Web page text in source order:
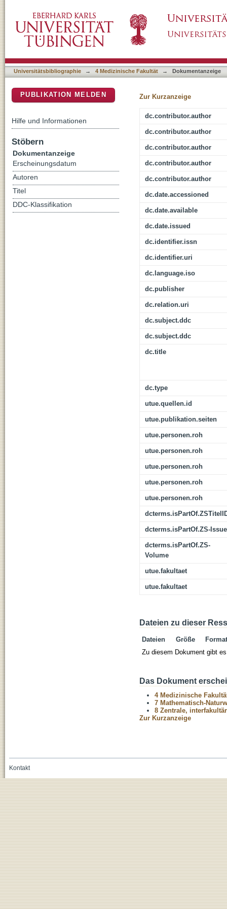
cyanobacterium Anabaena sp PCC 7120
Universitätsbibliographie → 4 Medizinische Fakultät → Dokumentanzeige
Zur Kurzanzeige
dc.contributor.author
dc.contributor.author
dc.contributor.author
dc.contributor.author
dc.contributor.author
dc.date.accessioned
dc.date.available
dc.date.issued
dc.identifier.issn
dc.identifier.uri
dc.language.iso
dc.publisher
dc.relation.uri
dc.subject.ddc
dc.subject.ddc
dc.title
dc.type
utue.quellen.id
utue.publikation.seiten
utue.personen.roh
utue.personen.roh
utue.personen.roh
utue.personen.roh
utue.personen.roh
dcterms.isPartOf.ZS-Issue
dcterms.isPartOf.ZS-
Volume
utue.fakultaet
utue.fakultaet
Dateien zu dieser
Dateien Größe
Format
Zu diesem Dokument gibt
Das Dokument
4 Medizinische
7 Mathematisch-
8 Zentrale,
Zur Kurzanzeige
PUBLIKATION MELDEN
Hilfe und Informationen
Stöbern
Dokumentanzeige
Erscheinungsdatum
Autoren
Titel
DDC-Klassifikation
Kontakt